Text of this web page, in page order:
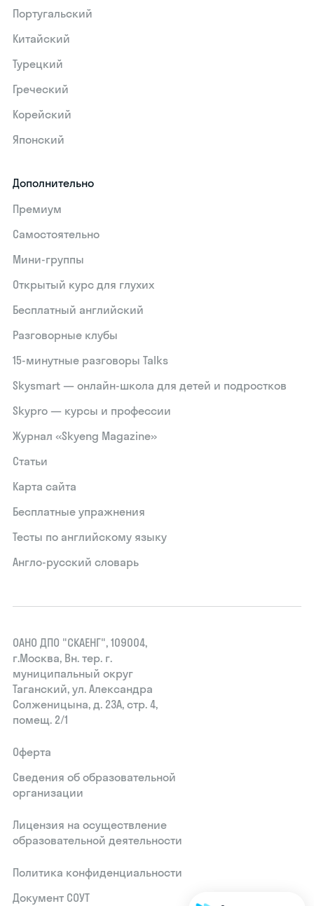
Португальский
Китайский
Турецкий
Греческий
Корейский
Японский
Дополнительно
Премиум
Самостоятельно
Мини-группы
Открытый курс для глухих
Бесплатный английский
Разговорные клубы
15‑минутные разговоры Talks
Skysmart — онлайн-школа для детей и подростков
Skypro — курсы и профессии
Журнал «Skyeng Magazine»
Статьи
Карта сайта
Бесплатные упражнения
Тесты по английскому языку
Англо-русский словарь
ОАНО ДПО "СКАЕНГ", 109004,
г.Москва, Вн. тер. г.
муниципальный округ
Таганский, ул. Александра
Солженицына, д. 23А, стр. 4,
помещ. 2/1
Оферта
Сведения об образовательной
организации
Лицензия на осуществление
образовательной деятельности
Политика конфиденциальности
Документ СОУТ